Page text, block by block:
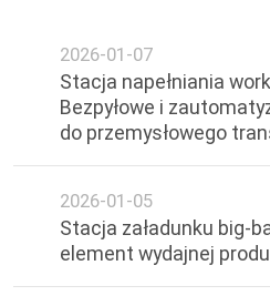
2026-01-07
Stacja napełniania
Bezpyłowe i
do przemysłowego
2026-01-05
Stacja załadunku big-
element wydajnej